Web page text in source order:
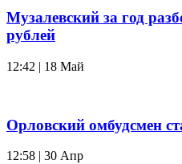
Музалевский за год
рублей
12:42 | 18 Май
Орловский омбудсмен
12:58 | 30 Апр